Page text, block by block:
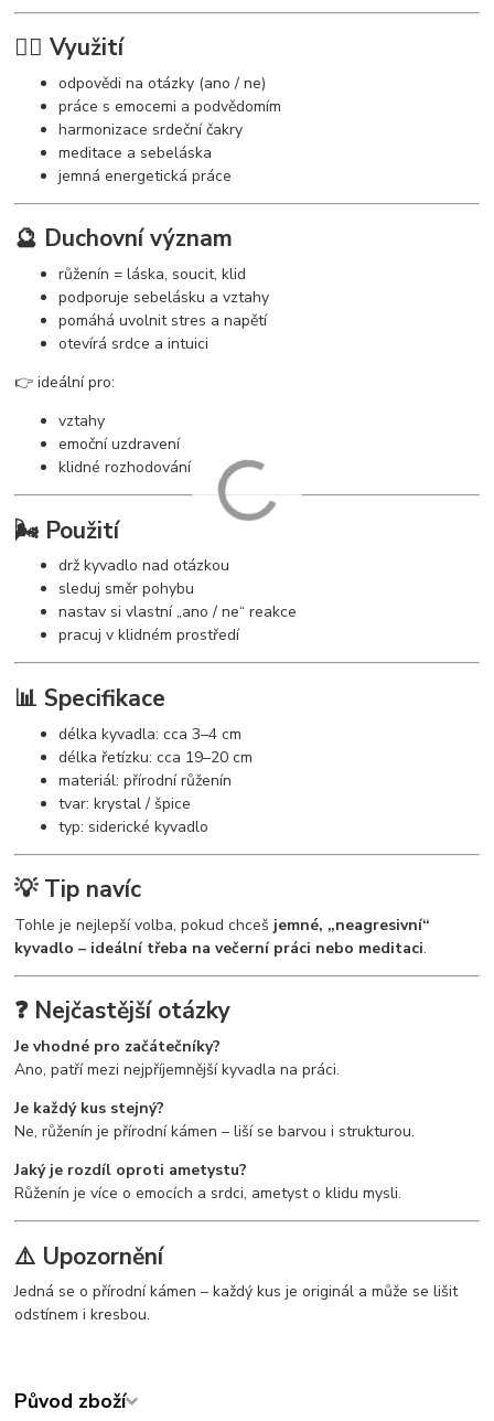
🧘‍♀️ Využití
odpovědi na otázky (ano / ne)
práce s emocemi a podvědomím
harmonizace srdeční čakry
meditace a sebeláska
jemná energetická práce
🔮 Duchovní význam
růženín = láska, soucit, klid
podporuje sebelásku a vztahy
pomáhá uvolnit stres a napětí
otevírá srdce a intuici
👉 ideální pro:
vztahy
emoční uzdravení
klidné rozhodování
🌬️ Použití
drž kyvadlo nad otázkou
sleduj směr pohybu
nastav si vlastní „ano / ne“ reakce
pracuj v klidném prostředí
📊 Specifikace
délka kyvadla: cca 3–4 cm
délka řetízku: cca 19–20 cm
materiál: přírodní růženín
tvar: krystal / špice
typ: siderické kyvadlo
💡 Tip navíc
Tohle je nejlepší volba, pokud chceš jemné, „neagresivní“
kyvadlo – ideální třeba na večerní práci nebo meditaci.
❓ Nejčastější otázky
Je vhodné pro začátečníky?
Ano, patří mezi nejpříjemnější kyvadla na práci.
Je každý kus stejný?
Ne, růženín je přírodní kámen – liší se barvou i strukturou.
Jaký je rozdíl oproti ametystu?
Růženín je více o emocích a srdci, ametyst o klidu mysli.
⚠️ Upozornění
Jedná se o přírodní kámen – každý kus je originál a může se lišit
odstínem i kresbou.
Původ zboží